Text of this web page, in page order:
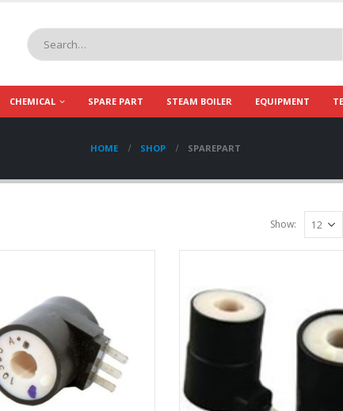
CHEMICAL SPARE PART STEAM BOILER EQUIPMENT
HOME SHOP SPAREPART
Show: